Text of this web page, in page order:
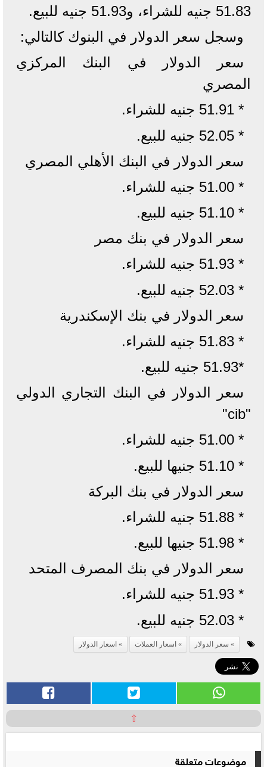
51.83 جنيه للشراء، و51.93 جنيه للبيع.
وسجل سعر الدولار في البنوك كالتالي:
سعر الدولار في البنك المركزي
المصري
* 51.91 جنيه للشراء.
* 52.05 جنيه للبيع.
سعر الدولار في البنك الأهلي المصري
* 51.00 جنيه للشراء.
* 51.10 جنيه للبيع.
سعر الدولار في بنك مصر
* 51.93 جنيه للشراء.
* 52.03 جنيه للبيع.
سعر الدولار في بنك الإسكندرية
* 51.83 جنيه للشراء.
*51.93 جنيه للبيع.
سعر الدولار في البنك التجاري الدولي
"cib"
* 51.00 جنيه للشراء.
* 51.10 جنيها للبيع.
سعر الدولار في بنك البركة
* 51.88 جنيه للشراء.
* 51.98 جنيها للبيع.
سعر الدولار في بنك المصرف المتحد
* 51.93 جنيه للشراء.
* 52.03 جنيه للبيع.
سعر الدولار اسعار العملات اسعار الدولار
⇧
موضوعات متعلقة